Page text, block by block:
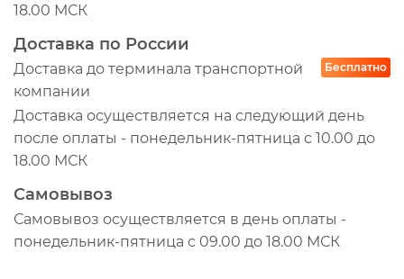
18.00 МСК
Доставка по России
Доставка до терминала транспортной
компании
Бесплатно
Доставка осуществляется на следующий день
после оплаты - понедельник-пятница с 10.00 до
18.00 МСК
Самовывоз
Самовывоз осуществляется в день оплаты -
понедельник-пятница с 09.00 до 18.00 МСК